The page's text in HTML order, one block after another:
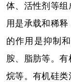
体、活性剂等
用是承载和稀
的作用是抑制
胺、脂肪等。
烷等。有机硅